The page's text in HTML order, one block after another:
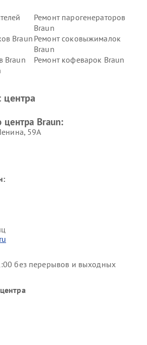
Ремонт парогенераторов
Braun
Braun Ремонт соковыжималок
Braun
Braun
Ремонт кофеварок Braun
центра
центра Braun:
59А
без перерывов и выходных